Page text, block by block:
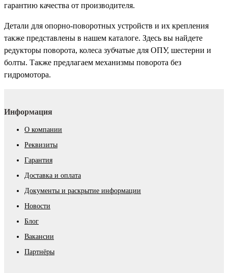
гарантию качества от производителя.
Детали для опорно-поворотных устройств и их крепления
также представлены в нашем каталоге. Здесь вы найдете
редукторы поворота, колеса зубчатые для ОПУ, шестерни и
болты. Также предлагаем механизмы поворота без
гидромотора.
Информация
О компании
Реквизиты
Гарантия
Доставка и оплата
Документы и раскрытие информации
Новости
Блог
Вакансии
Партнёры